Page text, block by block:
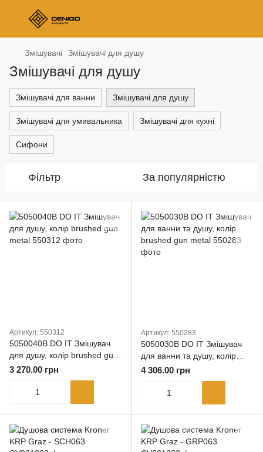
Змішувачі Змішувачі для душу
Змішувачі для душу
Змішувачі для ванни Змішувачі для душу
Змішувачі для умивальника Змішувачі для кухні
Сифони
Фільтр За популярністю
Артикул: 550312
5050040B DO IT Змішувач
для душу, колір brushed gun
metal
3 270.00 грн
Артикул: 550283
5050030B DO IT Змішувач
для ванни та душу, колір
brushed gun metal
4 306.00 грн